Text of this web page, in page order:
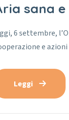
sana
6 settembre,
e
Leggi